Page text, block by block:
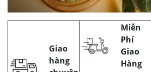
Giao
hàng
Miễn
Phí
Giao
Hàng